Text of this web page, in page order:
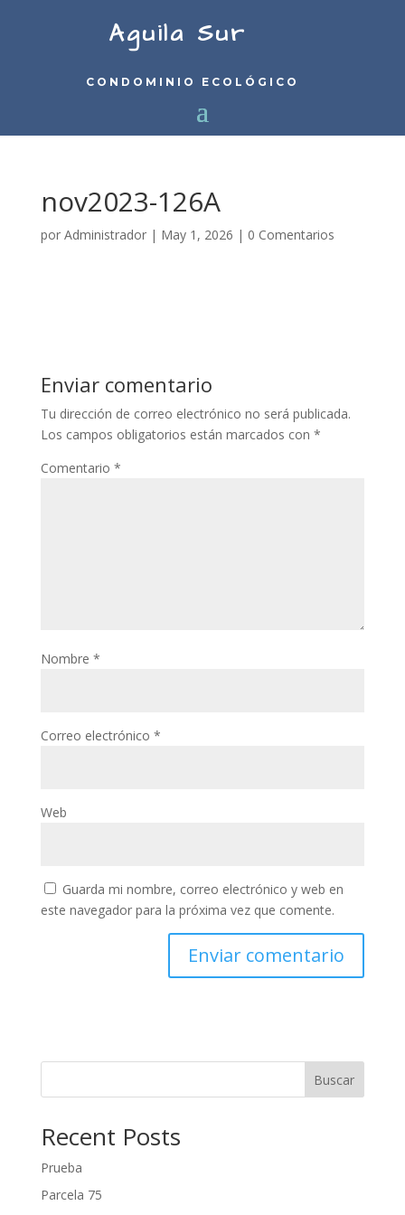
Aguila Sur
CONDOMINIO ECOLÓGICO
nov2023-126A
por Administrador| May 1, 2026 | 0 Comentarios
Enviar comentario
Tu dirección de correo electrónico no será publicada.
Los campos obligatorios están marcados con *
Comentario *
Nombre *
Correo electrónico *
Web
Guarda mi nombre, correo electrónico y web en
este navegador para la próxima vez que comente.
Buscar
Recent Posts
Prueba
Parcela 75